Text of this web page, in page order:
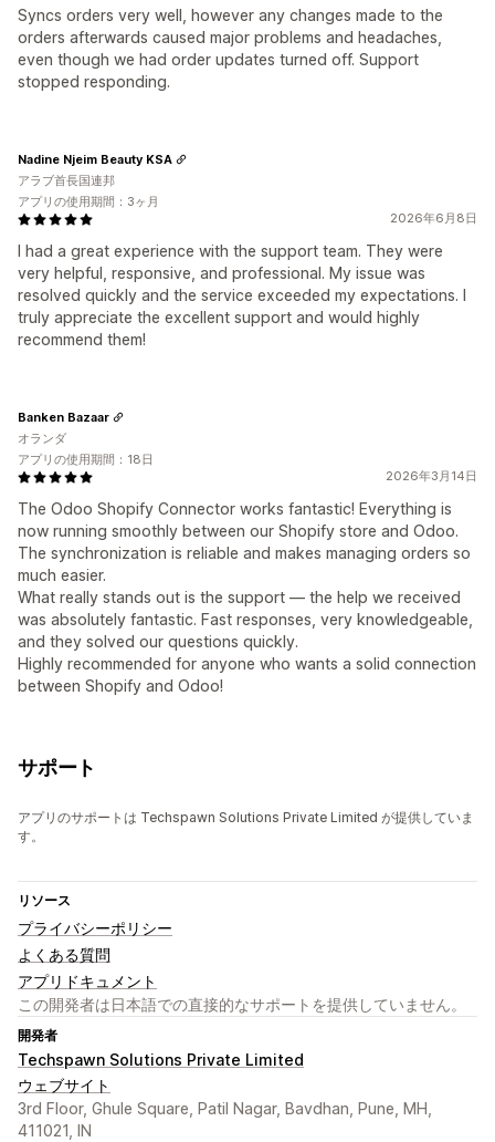
Syncs orders very well, however any changes made to the
orders afterwards caused major problems and headaches,
even though we had order updates turned off. Support
stopped responding.
2026年6月8日
I had a great experience with the support team. They were
very helpful, responsive, and professional. My issue was
resolved quickly and the service exceeded my expectations. I
truly appreciate the excellent support and would highly
recommend them!
Nadine Njeim Beauty KSA
アラブ首長国連邦
アプリの使用期間：3ヶ月
2026年3月14日
The Odoo Shopify Connector works fantastic! Everything is
now running smoothly between our Shopify store and Odoo.
The synchronization is reliable and makes managing orders so
much easier.
What really stands out is the support — the help we received
was absolutely fantastic. Fast responses, very knowledgeable,
and they solved our questions quickly.
Highly recommended for anyone who wants a solid connection
between Shopify and Odoo!
Banken Bazaar
オランダ
アプリの使用期間：18日
サポート
アプリのサポートは Techspawn Solutions Private Limited が提供していま
す。
リソース
プライバシーポリシー
よくある質問
アプリドキュメント
この開発者は日本語での直接的なサポートを提供していません。
開発者
Techspawn Solutions Private Limited
ウェブサイト
3rd Floor, Ghule Square, Patil Nagar, Bavdhan, Pune, MH,
411021, IN